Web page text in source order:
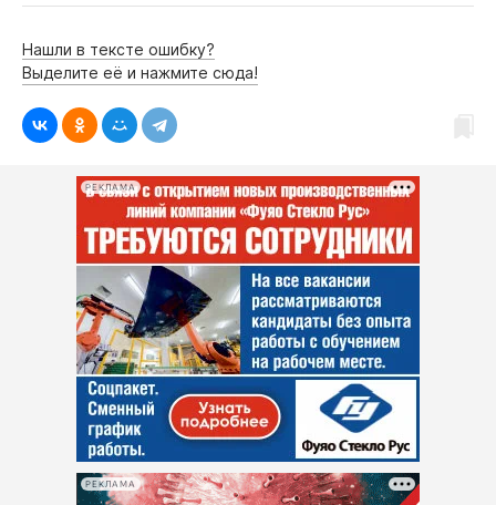
Нашли в тексте ошибку?
Выделите её и нажмите сюда!
РЕКЛАМА
РЕКЛАМА